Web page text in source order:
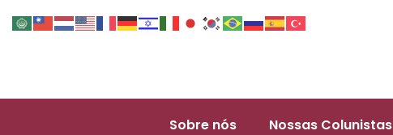
Sobre nós Nossas Colunistas